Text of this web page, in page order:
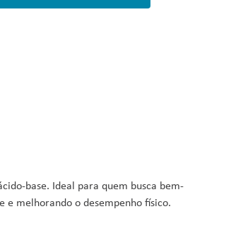
base. Ideal para quem busca bem-
e melhorando o desempenho físico.